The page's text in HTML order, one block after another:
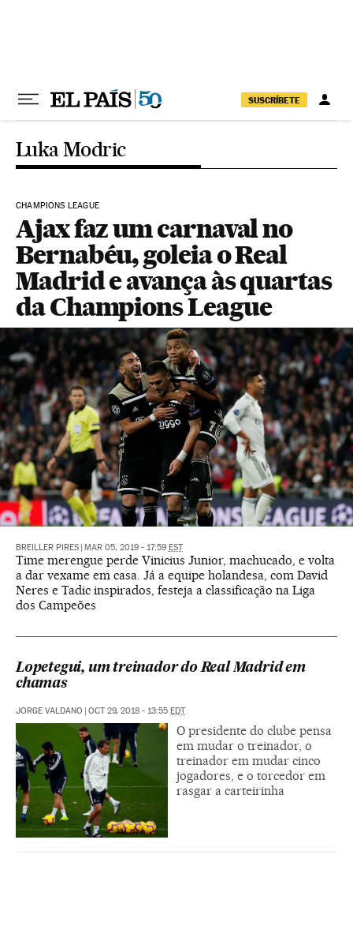
SUSCRÍBETE
Luka Modric
CHAMPIONS LEAGUE
Ajax faz um carnaval no
Bernabéu, goleia o Real
Madrid e avança às quartas
da Champions League
BREILLER PIRES MAR 05, 2019 - 17:59 EST
Time merengue perde Vinicius Junior, machucado, e volta
a dar vexame em casa. Já a equipe holandesa, com David
Neres e Tadic inspirados, festeja a classificação na Liga
dos Campeões
Lopetegui, um treinador do Real Madrid em
chamas
JORGE VALDANO OCT 29, 2018 - 13:55 EDT
O presidente do clube pensa
em mudar o treinador, o
treinador em mudar cinco
jogadores, e o torcedor em
rasgar a carteirinha